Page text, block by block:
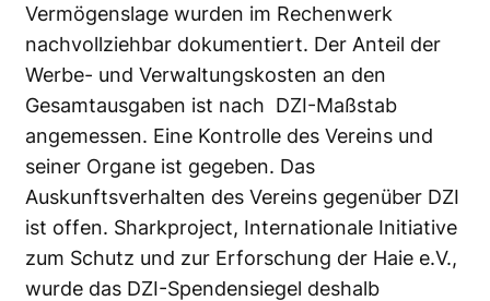
Vermögenslage wurden im Rechenwerk
nachvollziehbar dokumentiert. Der Anteil der
Werbe- und Verwaltungskosten an den
Gesamtausgaben ist nach DZI-Maßstab
angemessen. Eine Kontrolle des Vereins und
seiner Organe ist gegeben. Das
Auskunftsverhalten des Vereins gegenüber DZI
ist offen. Sharkproject, Internationale Initiative
zum Schutz und zur Erforschung der Haie e.V.,
wurde das DZI-Spendensiegel deshalb